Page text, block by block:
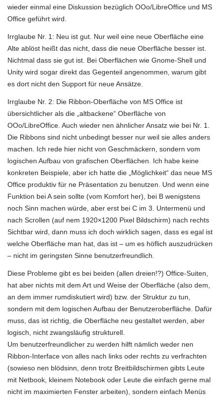
wieder einmal eine Diskussion bezüglich OOo/LibreOffice und MS
Office geführt wird.
Irrglaube Nr. 1: Neu ist gut. Nur weil eine neue Oberfläche eine
Alte ablöst heißt das nicht, dass die neue Oberfläche besser ist.
Nichtmal dass sie gut ist. Bei Oberflächen wie Gnome-Shell und
Unity wird sogar direkt das Gegenteil angenommen, warum gibt
es dort nicht den Support für neue Ansätze.
Irrglaube Nr. 2: Die Ribbon-Oberfläche von MS Office ist
übersichtlicher als die „altbackene“ Oberfläche von
OOo/LibreOffice. Auch wieder nen ähnlicher Ansatz wie bei Nr. 1.
Die Ribbons sind nicht unbedingt besser nur weil sie alles anders
machen. Ich rede hier nicht von Geschmäckern, sondern vom
logischen Aufbau von grafischen Oberflächen. Ich habe keine
konkreten Beispiele, aber ich hatte die „Möglichkeit“ das neue MS
Office produktiv für ne Präsentation zu benutzen. Und wenn eine
Funktion bei A sein sollte (vom Komfort her), bei B wenigstens
noch Sinn machen würde, aber erst bei C im 3. Untermenü und
nach Scrollen (auf nem 1920×1200 Pixel Bildschirm) nach rechts
Sichtbar wird, dann muss ich doch wirklich sagen, dass es egal ist
welche Oberfläche man hat, das ist – um es höflich auszudrücken
– nicht im geringsten Sinne benutzerfreundlich.
Diese Probleme gibt es bei beiden (allen dreien!?) Office-Suiten,
hat aber nichts mit dem Art und Weise der Oberfläche (also dem,
an dem immer rumdiskutiert wird) bzw. der Struktur zu tun,
sondern mit dem logischen Aufbau der Benutzeroberfläche. Dafür
muss, das ist richtig, die Oberfläche neu gestaltet werden, aber
logisch, nicht zwangsläufig strukturell.
Um benutzerfreundlicher zu werden hilft nämlich weder nen
Ribbon-Interface von alles nach links oder rechts zu verfrachten
(sowieso nen blödsinn, denn trotz Breitbildschirmen gibts Leute
mit Netbook, kleinem Notebook oder Leute die einfach gerne mal
nicht im maximierten Fenster arbeiten), sondern einfach Menüs